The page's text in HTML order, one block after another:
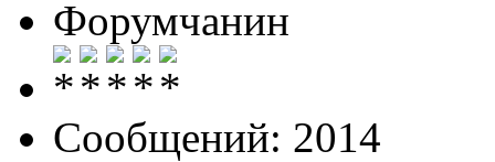
Форумчанин
Сообщений: 2014